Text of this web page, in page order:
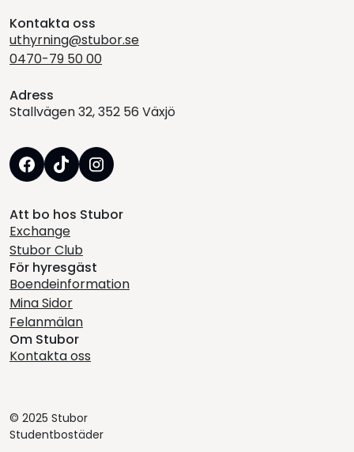
Kontakta oss
uthyrning@stubor.se
0470-79 50 00
Adress
Stallvägen 32, 352 56 Växjö
Att bo hos Stubor
Exchange
Stubor Club
För hyresgäst
Boendeinformation
Mina Sidor
Felanmälan
Om Stubor
Kontakta oss
© 2025 Stubor
Studentbostäder